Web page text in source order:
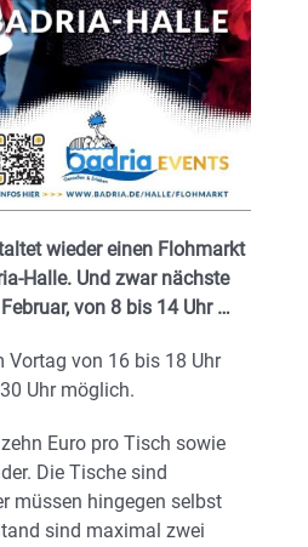
wieder einen Flohmarkt
Halle. Und zwar nächste
von 8 bis 14 Uhr …
Vortag von 16 bis 18 Uhr
Uhr möglich.
Euro pro Tisch sowie
Die Tische sind
müssen hingegen selbst
sind maximal zwei